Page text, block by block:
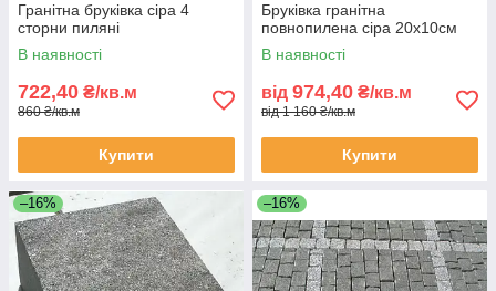
Гранітна бруківка сіра 4
сторни пиляні
В наявності
722,40 ₴/кв.м
860 ₴/кв.м
Купити
Бруківка гранітна
повнопилена сіра 20х10см
В наявності
від 974,40 ₴/кв.м
від 1 160 ₴/кв.м
Купити
–16% –16%